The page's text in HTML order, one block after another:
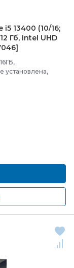
13400 (10/16;
Гб, Intel UHD
установлена,